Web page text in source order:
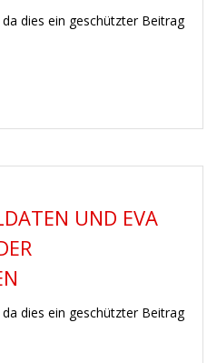
dies ein geschützter Beitrag
UND EVA
dies ein geschützter Beitrag